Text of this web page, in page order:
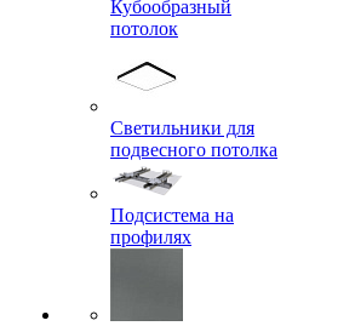
Кубообразный
потолок
Светильники для
подвесного потолка
Подсистема на
профилях